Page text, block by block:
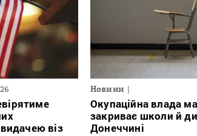
віз
Новини
Окупаційна влада
закриває школи й
Донеччині